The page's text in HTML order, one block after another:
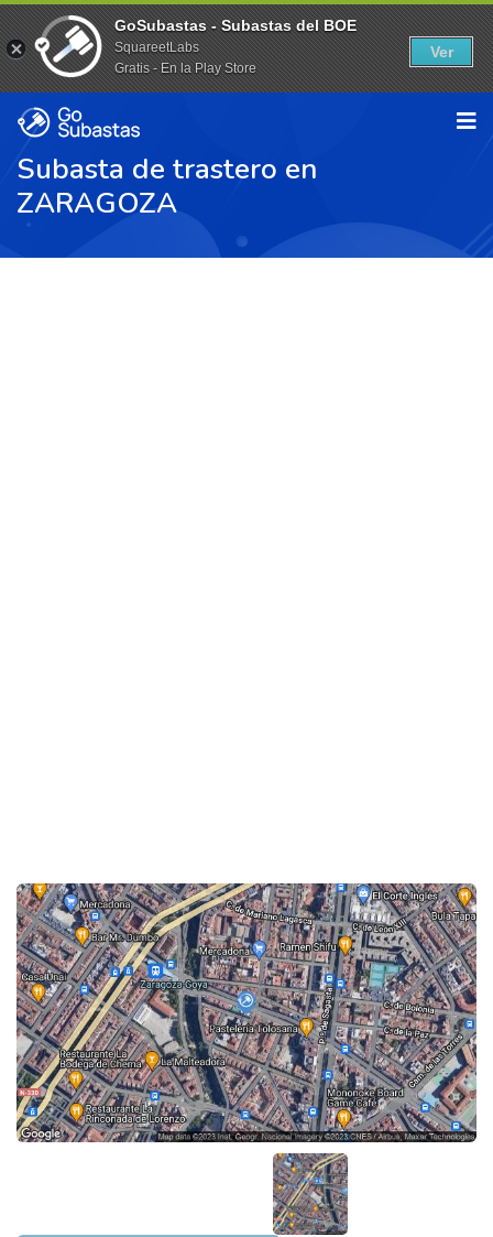
Subasta de trastero en
ZARAGOZA
GoSubastas - Subastas del BOE
SquareetLabs
Gratis - En la Play Store
Ver